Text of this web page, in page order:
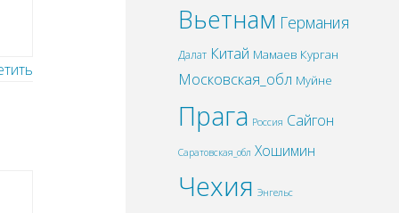
Вьетнам Германия
Далат Китай Мамаев Курган
Московская_обл Муйне
Прага Россия Сайгон
Саратовская_обл Хошимин
Чехия Энгельс